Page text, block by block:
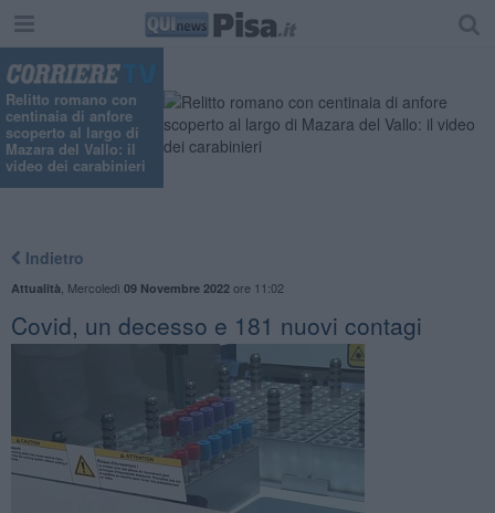
Relitto romano con
centinaia di anfore
scoperto al largo di
Mazara del Vallo: il
video dei carabinieri
Indietro
Attualità Mercoledì 09 Novembre 2022ore 11:02
Covid, un decesso e 181 nuovi contagi